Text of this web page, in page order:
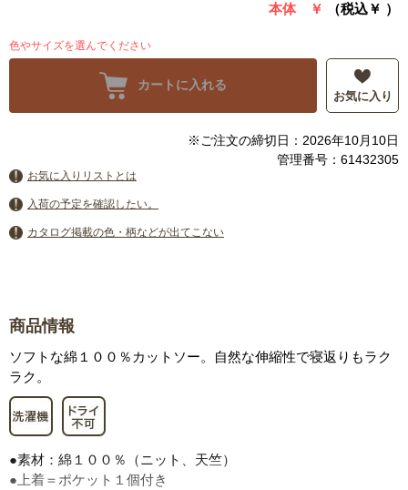
本体 ￥ （税込￥ ）
色やサイズを選んでください
カートに入れる
お気に入り
※ご注文の締切日：2026年10月10日
管理番号：61432305
お気に入りリストとは
入荷の予定を確認したい。
カタログ掲載の色・柄などが出てこない
商品情報
ソフトな綿１００％カットソー。自然な伸縮性で寝返りもラク
ラク。
●素材：綿１００％（ニット、天竺）
●上着＝ポケット１個付き